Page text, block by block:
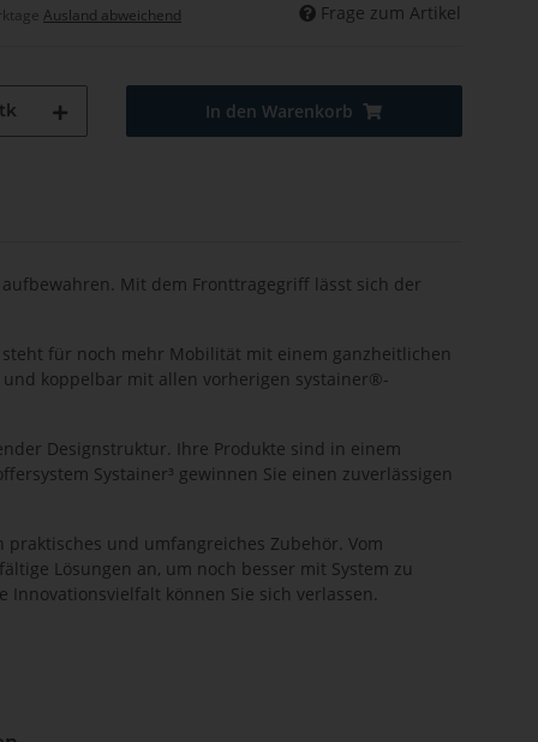
Ausland abweichend Frage zum Artikel
In den Warenkorb
Mit dem Fronttragegriff lässt sich der
für noch mehr Mobilität mit einem ganzheitlichen
koppelbar mit allen vorherigen systainer®-
Designstruktur. Ihre Produkte sind in einem
Systainer³ gewinnen Sie einen zuverlässigen
und umfangreiches Zubehör. Vom
Lösungen an, um noch besser mit System zu
können Sie sich verlassen.